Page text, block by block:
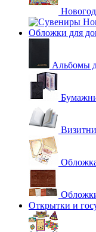
Обложки для
Альбомы
Открытки и